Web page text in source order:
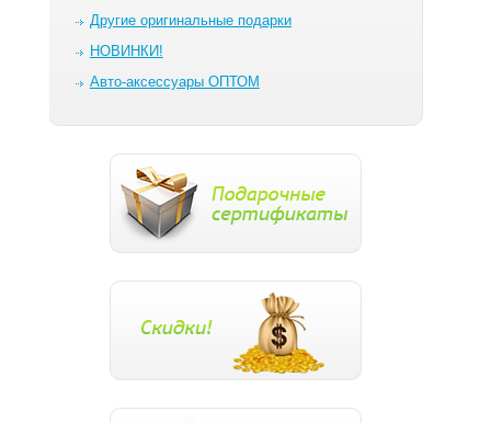
Другие оригинальные подарки
НОВИНКИ!
Авто-аксессуары ОПТОМ